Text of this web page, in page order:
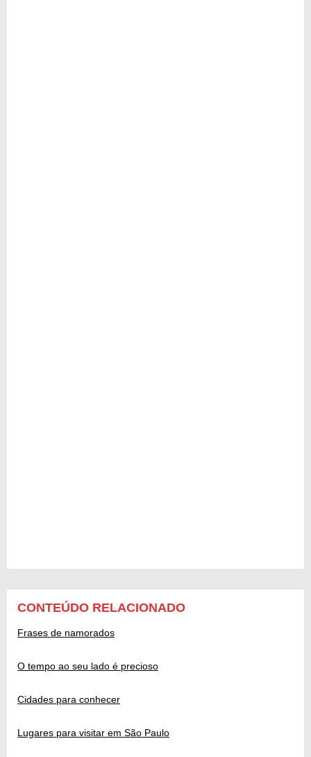
CONTEÚDO RELACIONADO
Frases de namorados
O tempo ao seu lado é precioso
Cidades para conhecer
Lugares para visitar em São Paulo